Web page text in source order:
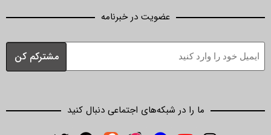
عضویت در خبرنامه
ما را در شبکه‌های اجتماعی دنبال کنید